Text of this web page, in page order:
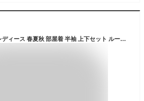
[Yasasee] パジャマ レディース 春夏秋 部屋着 半袖 上下セット ルームウエア 快適 ゆったり 柔らかい M-2XL